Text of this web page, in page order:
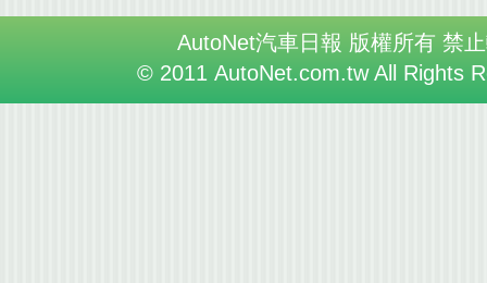
AutoNet汽車日報 版權所有 禁
© 2011 AutoNet.com.tw All Rights